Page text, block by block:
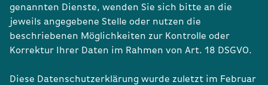
genannten Dienste, wenden Sie sich bitte an die
jeweils angegebene Stelle oder nutzen die
beschriebenen Möglichkeiten zur Kontrolle oder
Korrektur Ihrer Daten im Rahmen von Art. 18 DSGVO.
Diese Datenschutzerklärung wurde zuletzt im Februar